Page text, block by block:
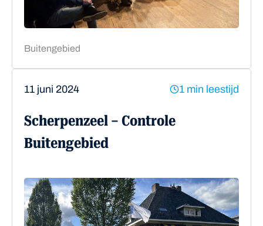
Buitengebied
11 juni 2024 1 min leestijd
Scherpenzeel – Controle
Buitengebied